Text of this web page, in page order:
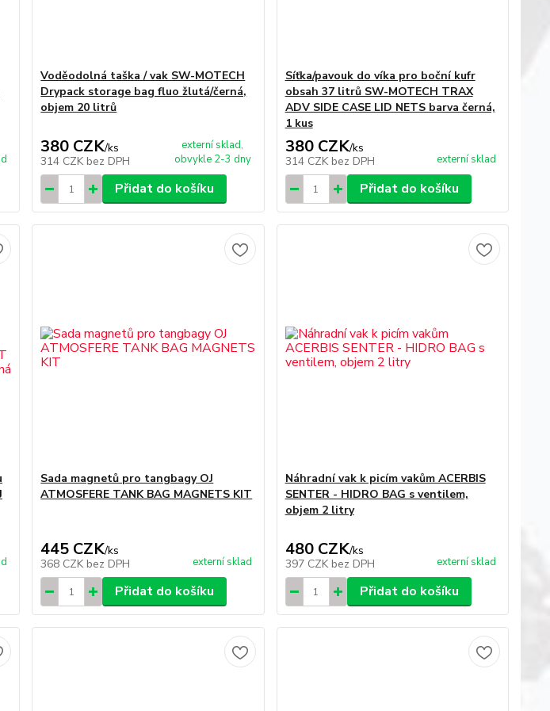
Voděodolná taška / vak SW-MOTECH
Drypack storage bag fluo žlutá/černá,
objem 20 litrů
380 CZK/ks
314 CZK bez DPH
externí sklad,
obvykle 2-3 dny
Přidat do košíku
Síťka/pavouk do víka pro boční kufr
obsah 37 litrů SW-MOTECH TRAX
ADV SIDE CASE LID NETS barva černá,
1 kus
380 CZK/ks
314 CZK bez DPH externí sklad
Přidat do košíku
Sada magnetů pro tangbagy OJ
ATMOSFERE TANK BAG MAGNETS KIT
445 CZK/ks
368 CZK bez DPH externí sklad
Přidat do košíku
Náhradní vak k picím vakům ACERBIS
SENTER - HIDRO BAG s ventilem,
objem 2 litry
480 CZK/ks
397 CZK bez DPH externí sklad
Přidat do košíku